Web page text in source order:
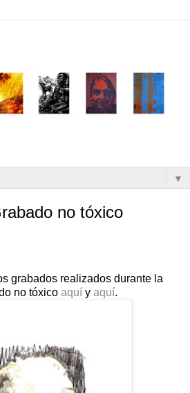
▼
no tóxico
grabados realizados durante la
no tóxico aquí y aquí.